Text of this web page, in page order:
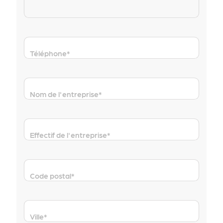
Téléphone*
Nom de l'entreprise*
Effectif de l'entreprise*
Code postal*
Ville*